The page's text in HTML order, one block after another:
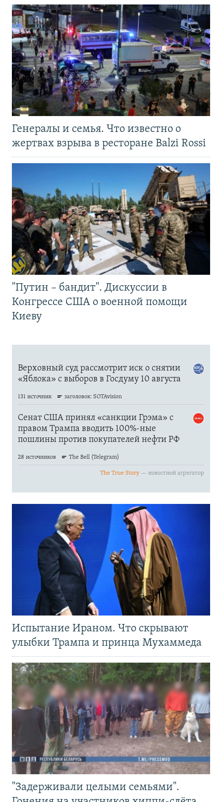
Генералы и семья. Что известно о
жертвах взрыва в ресторане Balzi Rossi
"Путин – бандит". Дискуссии в
Конгрессе США о военной помощи
Киеву
Испытание Ираном. Что скрывают
улыбки Трампа и принца Мухаммеда
"Задерживали целыми семьями".